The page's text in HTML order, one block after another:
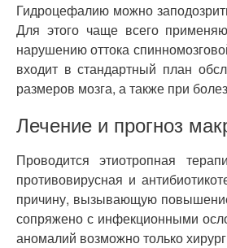
Гидроцефалию можно
Для этого чаще всего
нарушению оттока
входит в стандартный план
размеров мозга, а также при
Лечение и прогноз
Проводится этиотропная
противовирусная и
причину, вызывающую
сопряжено с инфекционными
аномалий возможно только